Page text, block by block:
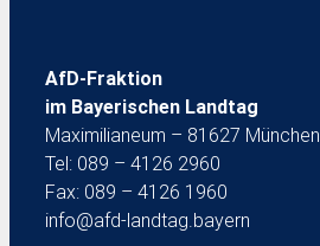
AfD-Fraktion
im Bayerischen Landtag
Maximilianeum – 81627 München
Tel: 089 – 4126 2960
Fax: 089 – 4126 1960
info@afd-landtag.bayern